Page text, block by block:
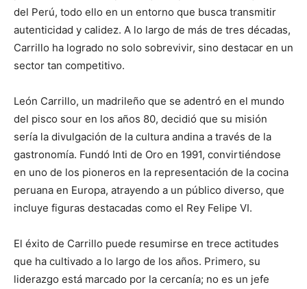
del Perú, todo ello en un entorno que busca transmitir
autenticidad y calidez. A lo largo de más de tres décadas,
Carrillo ha logrado no solo sobrevivir, sino destacar en un
sector tan competitivo.
León Carrillo, un madrileño que se adentró en el mundo
del pisco sour en los años 80, decidió que su misión
sería la divulgación de la cultura andina a través de la
gastronomía. Fundó Inti de Oro en 1991, convirtiéndose
en uno de los pioneros en la representación de la cocina
peruana en Europa, atrayendo a un público diverso, que
incluye figuras destacadas como el Rey Felipe VI.
El éxito de Carrillo puede resumirse en trece actitudes
que ha cultivado a lo largo de los años. Primero, su
liderazgo está marcado por la cercanía; no es un jefe